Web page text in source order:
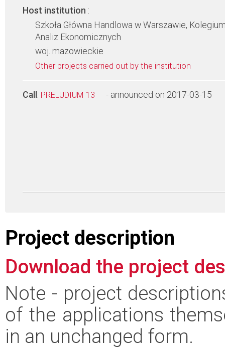
Host institution :
Szkoła Główna Handlowa w Warszawie,
Analiz Ekonomicznych
woj. mazowieckie
Other projects carried out by the institution
Call : PRELUDIUM 13 - announced on 2017-03-15
Project description
Download the project
Note - project
of the applications
in an unchanged form.